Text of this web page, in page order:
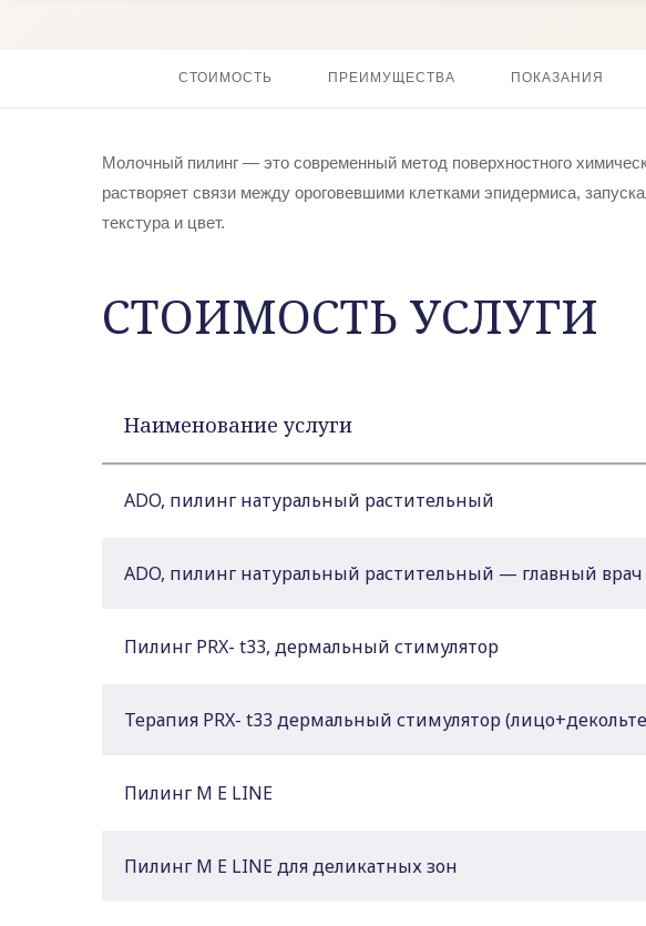
СТОИМОСТЬ ПРЕИМУЩЕСТВА ПОКАЗАНИЯ
Молочный пилинг — это современный метод поверхностного
растворяет связи между ороговевшими клетками эпидермиса,
текстура и цвет.
СТОИМОСТЬ УСЛУГИ
Наименование услуги
ADO, пилинг натуральный растительный
ADO, пилинг натуральный растительный — главный врач
Пилинг PRX- t33, дермальный стимулятор
Терапия PRX- t33 дермальный стимулятор
Пилинг M E LINE
Пилинг M E LINE для деликатных зон